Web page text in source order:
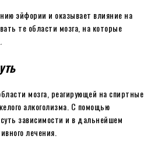
эйфории и оказывает влияние на
те области мозга, на которые
мозга, реагирующей на спиртные
алкоголизма. С помощью
зависимости и в дальнейшем
лечения.